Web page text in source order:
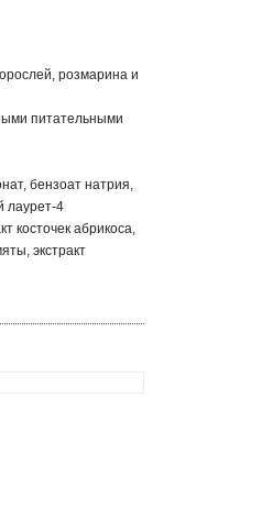
розмарина и
питательными
бензоат натрия,
лаурет-4
косточек абрикоса,
экстракт